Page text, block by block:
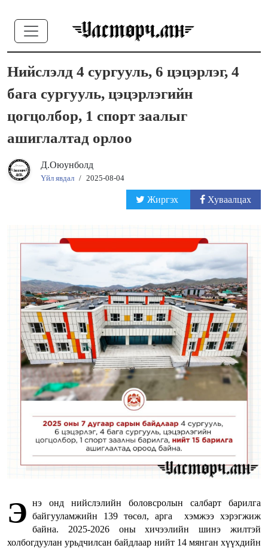
Нийслэлд 4 сургууль, 6 цэцэрлэг, 4
бага сургууль, цэцэрлэгийн
цогцолбор, 1 спорт заалыг
ашиглалтад орлоо
Д.Оюунболд
Үйл явдал / 2025-08-04
Жиргэх Хуваалцах
Э нэ онд нийслэлийн боловсролын салбарт барилга
байгууламжийн 139 төсөл, арга хэмжээ хэрэгжиж
байна. 2025-2026 оны хичээлийн шинэ жилтэй
холбогдуулан урьдчилсан байдлаар нийт 14 мянган хүүхдийн